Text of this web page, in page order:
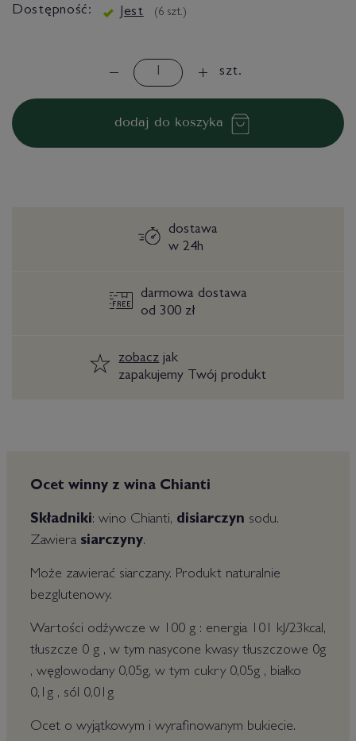
Dostępność:
Jest ( 6 szt.)
szt.
dodaj do koszyka
dostawa
w 24h
darmowa dostawa
od 300 zł
zobaczjak
zapakujemy Twój produkt
Ocet winny z wina Chianti
Składniki: wino Chianti, disiarczyn sodu.
Zawiera siarczyny.
Może zawierać siarczany. Produkt naturalnie
bezglutenowy.
Wartości odżywcze w 100 g : energia 101 kJ/23kcal,
tłuszcze 0 g , w tym nasycone kwasy tłuszczowe 0g
, węglowodany 0,05g, w tym cukry 0,05g , białko
0,1g , sól 0,01g
Ocet o wyjątkowym i wyrafinowanym bukiecie.